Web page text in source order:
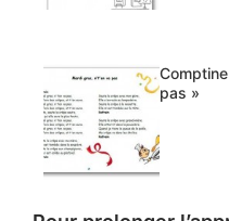
pas »